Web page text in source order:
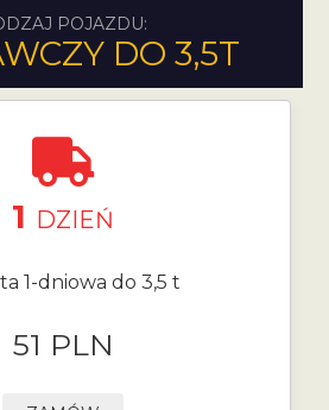
POJAZDU:
DO 3,5T
1 DZIEŃ
1-dniowa do 3,5 t
51 PLN